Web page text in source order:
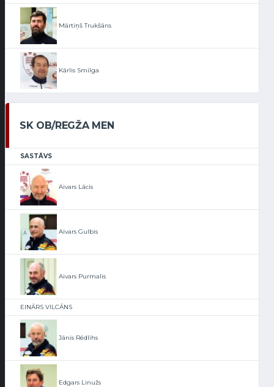
Mārtiņš Trukšāns
Kārlis Smilga
SK OB/REGŽA MEN
SASTĀVS
Aivars Lācis
Aivars Gulbis
Aivars Purmalis
EINĀRS VILCĀNS
Jānis Rēdlihs
Edgars Linužs